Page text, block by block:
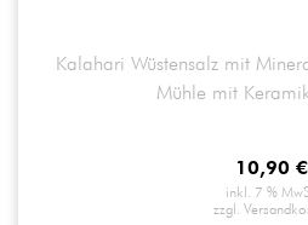
Kalahari Wüstensalz mit
Mühle mit
10,90 €
inkl. 7 %
zzgl.